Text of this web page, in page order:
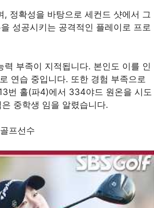
정확성을 바탕으로 세컨드 샷에서 그
성공시키는 공격적인 플레이로 프로
부족이 지적됩니다. 본인도 이를 인
연습 중입니다. 또한 경험 부족으로
번 홀(파4)에서 334야드 원온을 시도
중학생 임을 알렸습니다.
프선수